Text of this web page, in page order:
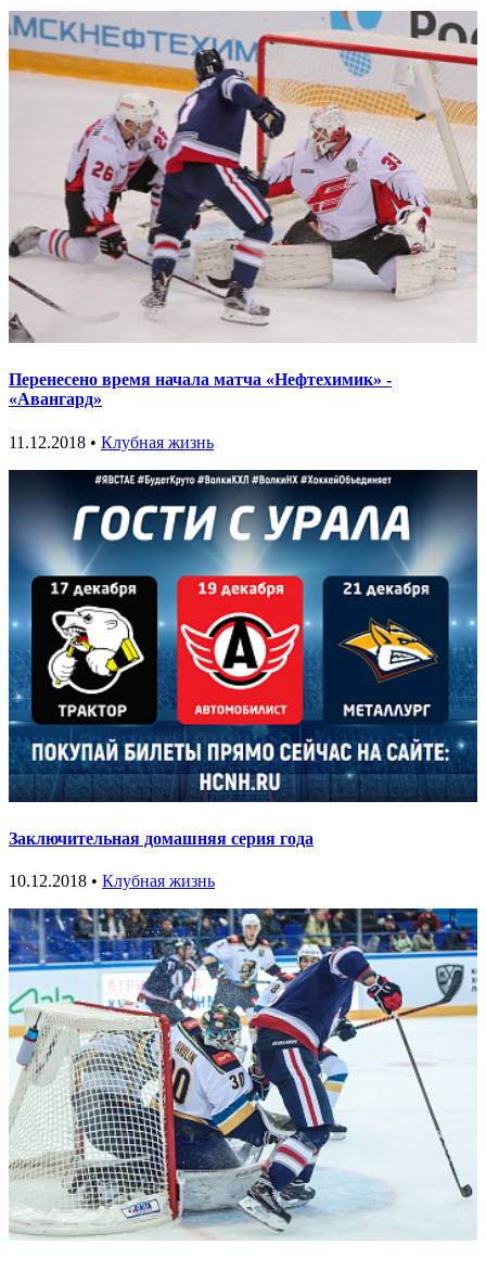
Перенесено время начала матча «Нефтехимик» -
«Авангард»
11.12.2018 • Клубная жизнь
Заключительная домашняя серия года
10.12.2018 • Клубная жизнь